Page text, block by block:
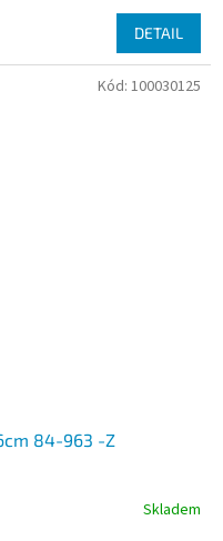
DETAIL
84-963 -Z
Skladem
Kód: 100030125